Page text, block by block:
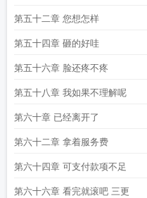
第五十二章 您想怎样
第五十四章 砸的好哇
第五十六章 脸还疼不疼
第五十八章 我如果不理解呢
第六十章 已经离开了
第六十二章 拿着服务费
第六十四章 可支付款项不足
第六十六章 看完就滚吧 三更